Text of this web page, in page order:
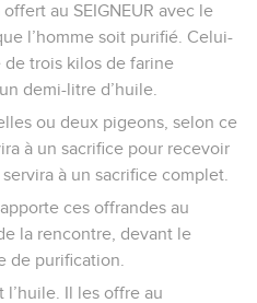
au SEIGNEUR avec le
l’homme soit purifié. Celui-
trois kilos de farine
demi-litre d’huile.
ou deux pigeons, selon ce
à un sacrifice pour recevoir
à un sacrifice complet.
ces offrandes au
la rencontre, devant le
de purification.
l’huile. Il les offre au